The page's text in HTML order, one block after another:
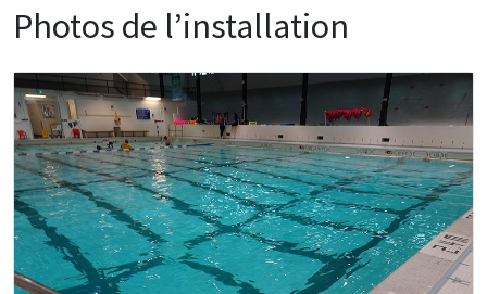
Photos de l’installation